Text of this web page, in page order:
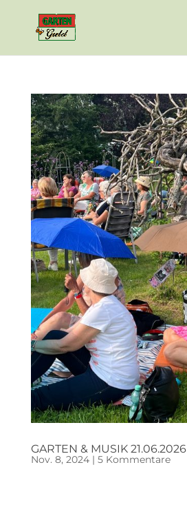
GARTEN & MUSIK 21.06.2026
Nov. 8, 2024| 5 Kommentare